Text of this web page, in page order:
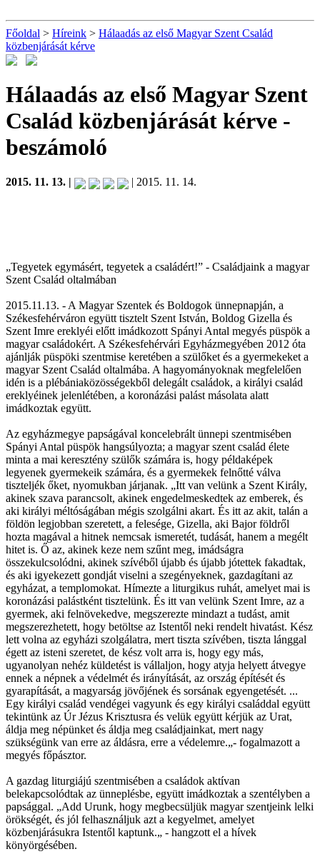
Főoldal > Híreink > Hálaadás az első Magyar Szent Család
közbenjárását kérve
Hálaadás az első Magyar Szent
Család közbenjárását kérve -
beszámoló
2015. 11. 13. | | 2015. 11. 14.
„Tegyetek egymásért, tegyetek a családért!” - Családjaink a magyar
Szent Család oltalmában
2015.11.13. - A Magyar Szentek és Boldogok ünnepnapján, a
Székesfehérváron együtt tisztelt Szent István, Boldog Gizella és
Szent Imre ereklyéi előtt imádkozott Spányi Antal megyés püspök a
magyar családokért. A Székesfehérvári Egyházmegyében 2012 óta
ajánlják püspöki szentmise keretében a szülőket és a gyermekeket a
magyar Szent Család oltalmába. A hagyományoknak megfelelően
idén is a plébániaközösségekből delegált családok, a királyi család
ereklyéinek jelenlétében, a koronázási palást másolata alatt
imádkoztak együtt.
Az egyházmegye papságával koncelebrált ünnepi szentmisében
Spányi Antal püspök hangsúlyozta; a magyar szent család élete
minta a mai keresztény szülők számára is, hogy példaképek
legyenek gyermekeik számára, és a gyermekek felnőtté válva
tiszteljék őket, nyomukban járjanak. „Itt van velünk a Szent Király,
akinek szava parancsolt, akinek engedelmeskedtek az emberek, és
aki királyi méltóságában mégis szolgálni akart. És itt az akit, talán a
földön legjobban szeretett, a felesége, Gizella, aki Bajor földről
hozta magával a hitnek nemcsak ismeretét, tudását, hanem a megélt
hitet is. Ő az, akinek keze nem szűnt meg, imádságra
összekulcsolódni, akinek szívéből újabb és újabb jótettek fakadtak,
és aki igyekezett gondját viselni a szegényeknek, gazdagítani az
egyházat, a templomokat. Hímezte a liturgikus ruhát, amelyet mai is
koronázási palástként tisztelünk. És itt van velünk Szent Imre, az a
gyermek, aki felnövekedve, megszerezte mindazt a tudást, amit
megszerezhetett, hogy betöltse az Istentől neki rendelt hivatást. Kész
lett volna az egyházi szolgálatra, mert tiszta szívében, tiszta lánggal
égett az isteni szeretet, de kész volt arra is, hogy egy más,
ugyanolyan nehéz küldetést is vállaljon, hogy atyja helyett átvegye
ennek a népnek a védelmét és irányítását, az ország építését és
gyarapítását, a magyarság jövőjének és sorsának egyengetését. ...
Egy királyi család vendégei vagyunk és egy királyi családdal együtt
tekintünk az Úr Jézus Krisztusra és velük együtt kérjük az Urat,
áldja meg népünket és áldja meg családjainkat, mert nagy
szükségünk van erre az áldásra, erre a védelemre.„- fogalmazott a
megyés főpásztor.
A gazdag liturgiájú szentmisében a családok aktívan
belekapcsolódtak az ünneplésbe, együtt imádkoztak a szentélyben a
papsággal. „Add Urunk, hogy megbecsüljük magyar szentjeink lelki
örökségét, és jól felhasználjuk azt a kegyelmet, amelyet
közbenjárásukra Istentől kaptunk.„ - hangzott el a hívek
könyörgésében.